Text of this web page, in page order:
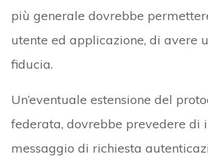
più generale dovrebbe
utente ed applicazione, di avere
fiducia.
Un’eventuale estensione del
federata, dovrebbe prevedere di
messaggio di richiesta